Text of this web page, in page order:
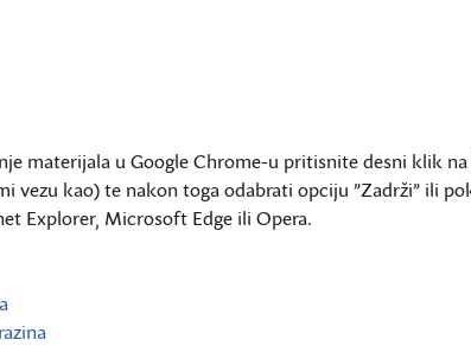
materijala u Google Chrome-u pritisnite desni klik
vezu kao) te nakon toga odabrati opciju ”Zadrži” ili
Explorer, Microsoft Edge ili Opera.